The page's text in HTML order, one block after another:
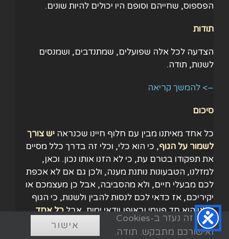
הפספוס, שחייהם וסופם היו יכולים להיות שונים.
תודות
הצדעה לכל אלה שפועלים, שמתנדבים, ושמנסים
לשנות, תודה.
–> להמשך קריאה
סיכום
כל אחד מאיתנו מבין עם חלוף חיינו שכנראה יש צורך
לשמור על הגוף, כי הוא כלי, וכלי זה בדרך כלל מסיים
את תפקודו בטרם עת, כי לא הזנו אותו נכון. וכאן,
למזלנו, הטבעונות נותנת מענה, ולכן גם אם לא אכפת
לכם מבעלי חיים, ולא מהסביבה, אבל כן מעצמכם או
יקיריכם, אז כדאי לכם לנסות להבין ולשנות, כי הגוף
שלנו הוא חד פעמי ובאופן וודאי ימות, אבל כל אחד
מאיתנו יכול דרך תזונה נכונה לעכב את הסוף ולהוסיף
איכות חיים .
אתר זה נעזר ב-Cookies
ואישורכם מתבקש. תודה.
אישור